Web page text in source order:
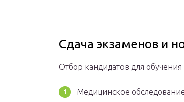
Сдача экзаменов и
Отбор кандидатов для
Медицинское